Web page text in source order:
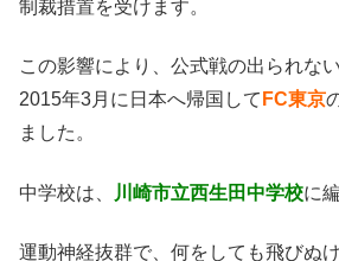
制裁措置を受けます。
この影響により、公式戦の出られな
2015年3月に日本へ帰国して FC東京
ました。
中学校は、 川崎市立西生田中学校に
運動神経抜群で、何をしても飛びぬ